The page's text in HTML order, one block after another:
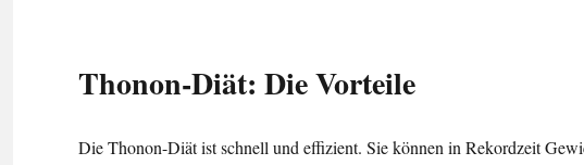
Thonon-Diät: Die Vorteile
Die Thonon-Diät ist schnell und effizient. Sie können in Rekordzeit